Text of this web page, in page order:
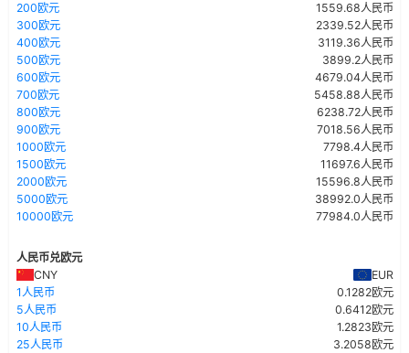
200欧元
1559.68人民币
300欧元
2339.52人民币
400欧元
3119.36人民币
500欧元
3899.2人民币
600欧元
4679.04人民币
700欧元
5458.88人民币
800欧元
6238.72人民币
900欧元
7018.56人民币
1000欧元
7798.4人民币
1500欧元
11697.6人民币
2000欧元
15596.8人民币
5000欧元
38992.0人民币
10000欧元
77984.0人民币
人民币兑欧元
CNY
EUR
1人民币
0.1282欧元
5人民币
0.6412欧元
10人民币
1.2823欧元
25人民币
3.2058欧元